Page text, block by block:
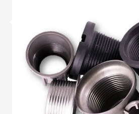
ГЛАВНАЯ
СТРАНИЦА
ПРОДУКЦИЯ